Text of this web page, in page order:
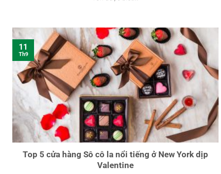
Top 5 cửa hàng Sô cô la nổi tiếng ở New York dịp
Valentine
11
Th9